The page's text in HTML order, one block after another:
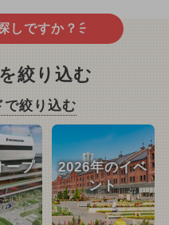
しですか？
絞り込む
で絞り込む
ープ
2026年のイベ
ント